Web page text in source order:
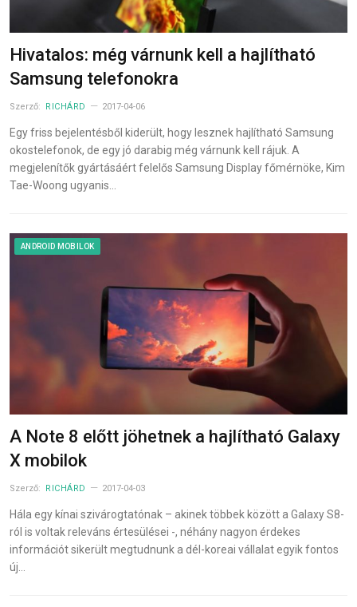
Hivatalos: még várnunk kell a hajlítható
Samsung telefonokra
Szerző: RICHÁRD 2017-04-06
Egy friss bejelentésből kiderült, hogy lesznek hajlítható Samsung
okostelefonok, de egy jó darabig még várnunk kell rájuk. A
megjelenítők gyártásáért felelős Samsung Display főmérnöke, Kim
Tae-Woong ugyanis…
ANDROID MOBILOK
A Note 8 előtt jöhetnek a hajlítható Galaxy
X mobilok
Szerző: RICHÁRD 2017-04-03
Hála egy kínai szivárogtatónak – akinek többek között a Galaxy S8-
ról is voltak releváns értesülései -, néhány nagyon érdekes
információt sikerült megtudnunk a dél-koreai vállalat egyik fontos
új…